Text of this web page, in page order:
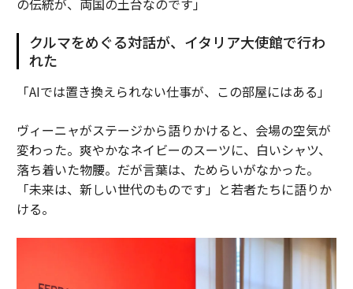
クルマをめぐる対話が、イタリア大使館で行わ
れた
「AIでは置き換えられない仕事が、この部屋にはある」
ヴィーニャがステージから語りかけると、会場の空気が
変わった。爽やかなネイビーのスーツに、白いシャツ、
落ち着いた物腰。だが言葉は、ためらいがなかった。
「未来は、新しい世代のものです」と若者たちに語りか
ける。